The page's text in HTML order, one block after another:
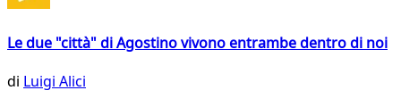
Le due "città" di Agostino vivono entrambe dentro di noi
di Luigi Alici